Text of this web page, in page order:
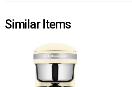
Similar Items